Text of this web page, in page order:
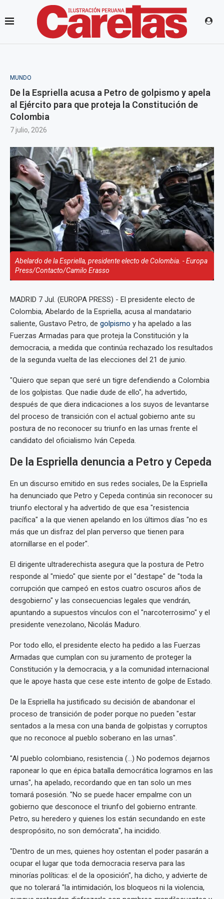
MUNDO
De la Espriella acusa a Petro de golpismo y apela
al Ejército para que proteja la Constitución de
Colombia
7 julio, 2026
Abelardo de la Espriella, presidente electo de Colombia. - Europa
Press/Contacto/Camilo Erasso
MADRID 7 Jul. (EUROPA PRESS) - El presidente electo de
Colombia, Abelardo de la Espriella, acusa al mandatario
saliente, Gustavo Petro, de golpismo y ha apelado a las
Fuerzas Armadas para que proteja la Constitución y la
democracia, a medida que continúa rechazado los resultados
de la segunda vuelta de las elecciones del 21 de junio.
"Quiero que sepan que seré un tigre defendiendo a Colombia
de los golpistas. Que nadie dude de ello", ha advertido,
después de que diera indicaciones a los suyos de levantarse
del proceso de transición con el actual gobierno ante su
postura de no reconocer su triunfo en las urnas frente el
candidato del oficialismo Iván Cepeda.
De la Espriella denuncia a Petro y Cepeda
En un discurso emitido en sus redes sociales, De la Espriella
ha denunciado que Petro y Cepeda continúa sin reconocer su
triunfo electoral y ha advertido de que esa "resistencia
pacífica" a la que vienen apelando en los últimos días "no es
más que un disfraz del plan perverso que tienen para
atornillarse en el poder".
El dirigente ultraderechista asegura que la postura de Petro
responde al "miedo" que siente por el "destape" de "toda la
corrupción que campeó en estos cuatro oscuros años de
desgobierno" y las consecuencias legales que vendrán,
apuntando a supuestos vínculos con el "narcoterrosimo" y el
presidente venezolano, Nicolás Maduro.
Por todo ello, el presidente electo ha pedido a las Fuerzas
Armadas que cumplan con su juramento de proteger la
Constitución y la democracia, y a la comunidad internacional
que le apoye hasta que cese este intento de golpe de Estado.
De la Espriella ha justificado su decisión de abandonar el
proceso de transición de poder porque no pueden "estar
sentados a la mesa con una banda de golpistas y corruptos
que no reconoce al pueblo soberano en las urnas".
"Al pueblo colombiano, resistencia (...) No podemos dejarnos
raponear lo que en épica batalla democrática logramos en las
urnas", ha apelado, recordando que en tan solo un mes
tomará posesión. "No se puede hacer empalme con un
gobierno que desconoce el triunfo del gobierno entrante.
Petro, su heredero y quienes los están secundando en este
despropósito, no son demócrata", ha incidido.
"Dentro de un mes, quienes hoy ostentan el poder pasarán a
ocupar el lugar que toda democracia reserva para las
minorías políticas: el de la oposición", ha dicho, y advierte de
que no tolerará "la intimidación, los bloqueos ni la violencia,